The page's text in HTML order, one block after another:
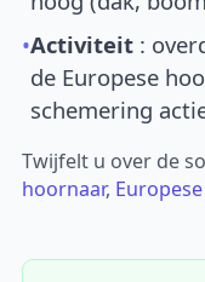
•Activiteit :
de Europese
schemering
Twijfelt u over de
hoornaar,